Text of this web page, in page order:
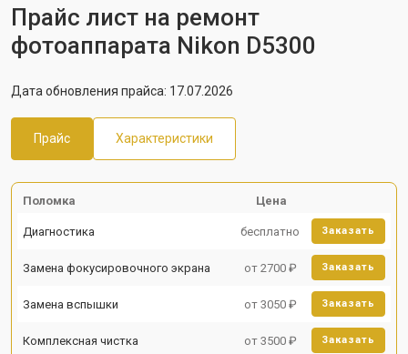
Прайс лист на ремонт
фотоаппарата Nikon D5300
Дата обновления прайса: 17.07.2026
Прайс Характеристики
Поломка Цена
Диагностика бесплатно Заказать
Замена фокусировочного экрана от 2700 ₽ Заказать
Замена вспышки от 3050 ₽ Заказать
Комплексная чистка от 3500 ₽ Заказать